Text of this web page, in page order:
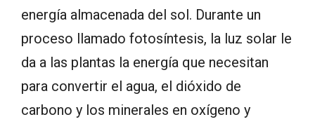
energía almacenada del sol. Durante un
proceso llamado fotosíntesis, la luz solar le
da a las plantas la energía que necesitan
para convertir el agua, el dióxido de
carbono y los minerales en oxígeno y